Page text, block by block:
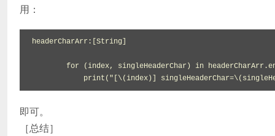
用：
headerCharArr:[String]
print("[\(index)]
即可。
［总结］